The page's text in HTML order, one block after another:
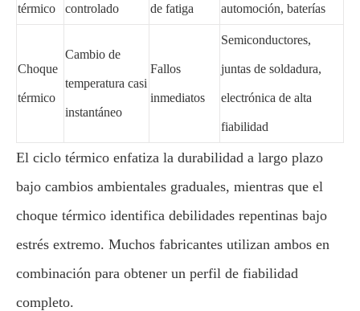
térmico controlado de fatiga automoción, baterías
Choque
térmico
Cambio de
temperatura casi
instantáneo
Fallos
inmediatos
Semiconductores,
juntas de soldadura,
electrónica de alta
fiabilidad
El ciclo térmico enfatiza la durabilidad a largo plazo
bajo cambios ambientales graduales, mientras que el
choque térmico identifica debilidades repentinas bajo
estrés extremo. Muchos fabricantes utilizan ambos en
combinación para obtener un perfil de fiabilidad
completo.